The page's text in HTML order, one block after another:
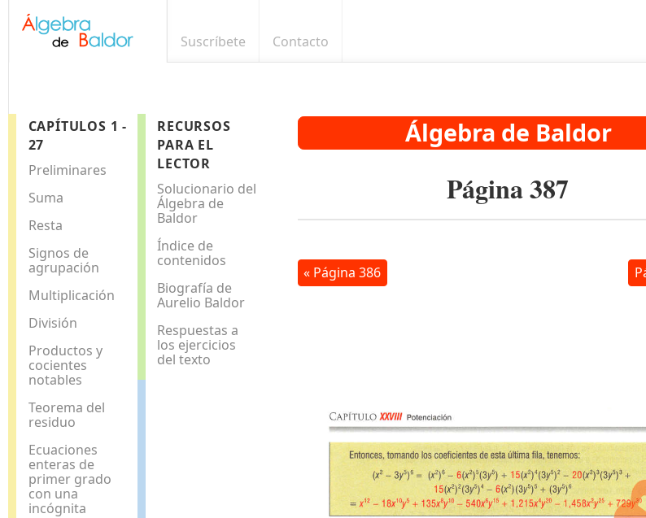
Suscríbete Contacto
CAPÍTULOS 1 -
27
Preliminares
Suma
Resta
Signos de
agrupación
Multiplicación
División
Productos y
cocientes
notables
Teorema del
residuo
Ecuaciones
enteras de
primer grado
con una
incógnita
RECURSOS
PARA EL
LECTOR
Solucionario del
Álgebra de
Baldor
Índice de
contenidos
Biografía de
Aurelio Baldor
Respuestas a
los ejercicios
del texto
Álgebra de Baldor
Página 387
« Página 386